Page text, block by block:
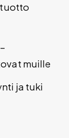
tuotto
–
muille
ja tuki